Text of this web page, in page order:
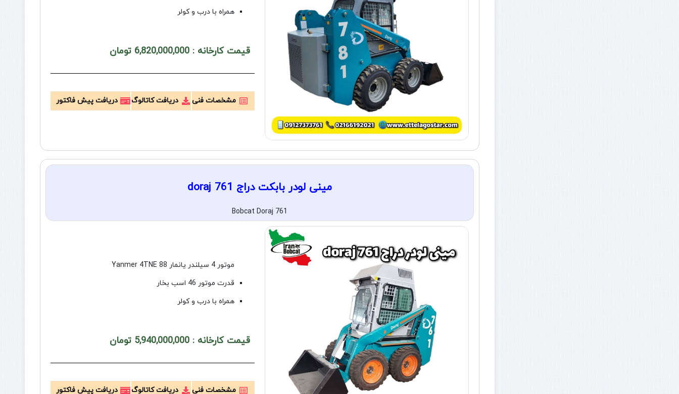
همراه با درب و کولر
قیمت کارخانه : 6,820,000,000 تومان
مشخصات فنی دریافت کاتالوگ دریافت پیش فاکتور
مینی لودر بابکت دراج doraj 761
Bobcat Doraj 761
موتور 4 سیلندر یانمار Yanmer 4TNE 88
قدرت موتور 46 اسب بخار
همراه با درب و کولر
قیمت کارخانه : 5,940,000,000 تومان
مشخصات فنی دریافت کاتالوگ دریافت پیش فاکتور